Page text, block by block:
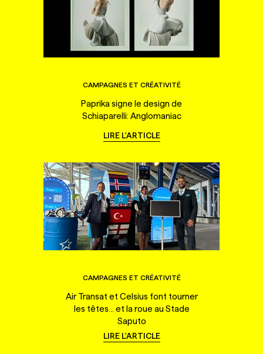
CAMPAGNES ET CRÉATIVITÉ
Paprika signe le design de
Schiaparelli: Anglomaniac
LIRE L'ARTICLE
CAMPAGNES ET CRÉATIVITÉ
Air Transat et Celsius font tourner
les têtes... et la roue au Stade
Saputo
LIRE L'ARTICLE